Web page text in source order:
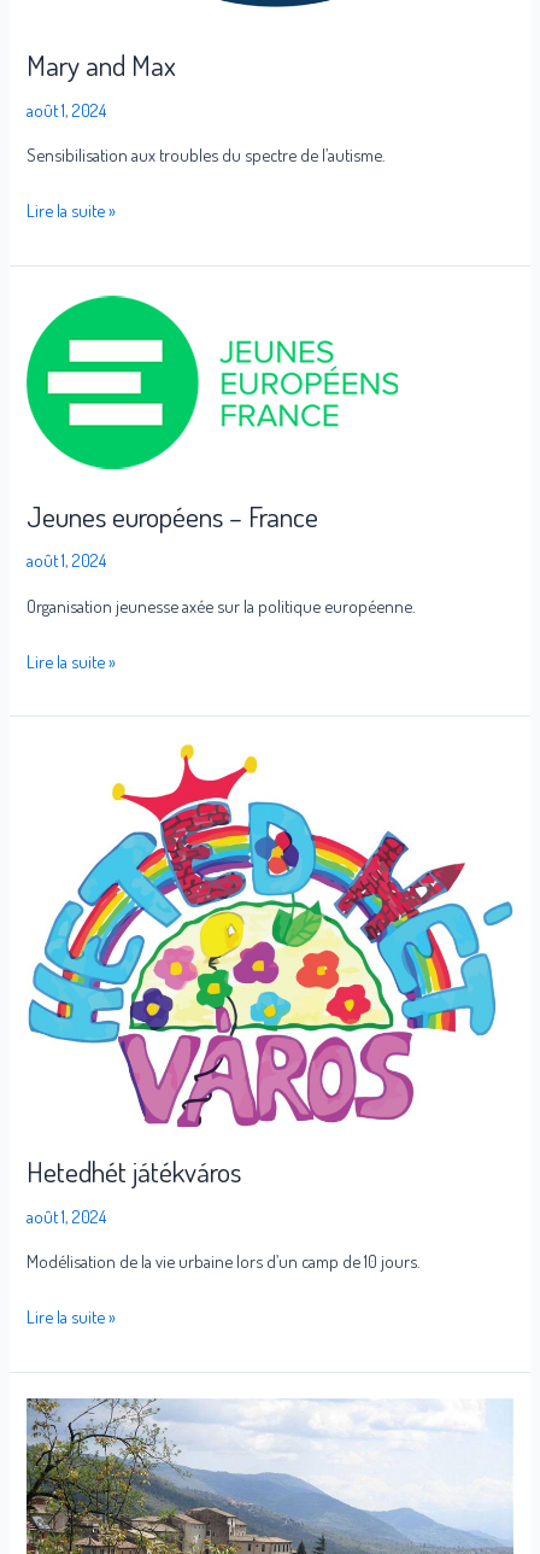
Mary and Max
août 1, 2024
Sensibilisation aux troubles du spectre de l’autisme.
Lire la suite »
Jeunes européens – France
août 1, 2024
Organisation jeunesse axée sur la politique européenne.
Jeunes
européens
–
France
Lire la suite »
Hetedhét játékváros
août 1, 2024
Modélisation de la vie urbaine lors d’un camp de 10 jours.
Lire la suite »
Guarcino
2025